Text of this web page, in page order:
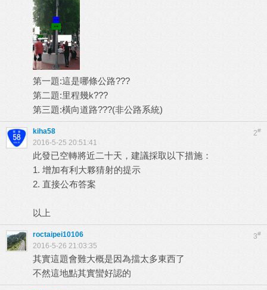
第一題:這是哪條公路???
第二題:里程幾k???
第三題:橫向道路???(非公路系統)
2#
kiha58
2016-5-25 20:51:41
此發已空轉將近二十天，建議採取以下措施：
1. 增加有利大夥猜射的提示
2. 直接公布答案
以上
3#
roctaipei10106
2016-5-26 21:03:35
其實這題會難大概是因為擋太多東西了
不然這地點其實蠻好認的